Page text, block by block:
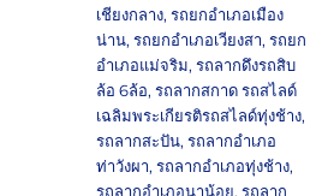
เชียงกลาง,รถยกอำเภอเมือง
น่าน,รถยกอำเภอเวียงสา,รถยก
อำเภอแม่จริม,รถลากดึงรถสิบ
ล้อ 6ล้อ,รถลากสกาด รถสไลด์
เฉลิมพระเกียรติรถสไลด์ทุ่งช้าง,
รถลากสะปัน,รถลากอำเภอ
ท่าวังผา,รถลากอำเภอทุ่งช้าง,
รถลากอำเภอนาน้อย,รถลาก